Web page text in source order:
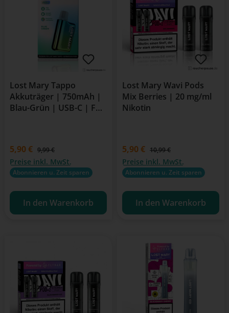
Lost Mary Tappo
Akkuträger | 750mAh |
Blau-Grün | USB-C | Für
Verkaufspreis:
5,90 € Regulärer Preis:
9,99 €
Preise inkl. MwSt.
Abonnieren u. Zeit sparen
In den Warenkorb
Lost Mary Wavi Pods
Mix Berries | 20 mg/ml
Nikotin
Verkaufspreis:
5,90 € Regulärer Preis:
10,99 €
Preise inkl. MwSt.
Abonnieren u. Zeit sparen
In den Warenkorb